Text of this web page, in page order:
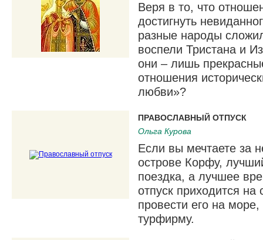
Веря в то, что
достигнуть
разные народы
воспели Тристана и
они – лишь
отношения
любви»?
ПРАВОСЛАВНЫЙ ОТПУСК
Ольга Курова
Если вы мечтаете за
острове Корфу,
поездка, а лучшее
отпуск приходится
провести его на
турфирму.